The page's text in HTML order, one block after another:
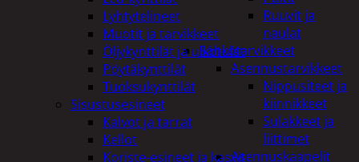
Ruuvit ja
naulat
Sähkötarvikkeet
Asennustarvikkeet
Nippusiteet ja
kiinnikkeet
Sulakkeet ja
liittimet
Asennuskaapelit
Lyhtytelineet
Muotit ja tarvikkeet
Öljykynttilät ja ulkotulet
Pöytäkynttilät
Tuoksukynttilät
Sisustusesineet
Kalvot ja tarrat
Kellot
Koriste-esineet ja kasvit